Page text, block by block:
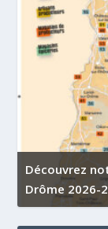
Découvrez
Drôme 2026-